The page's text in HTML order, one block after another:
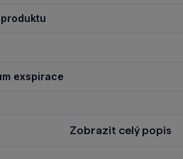
exspirace
Zobrazit celý popis